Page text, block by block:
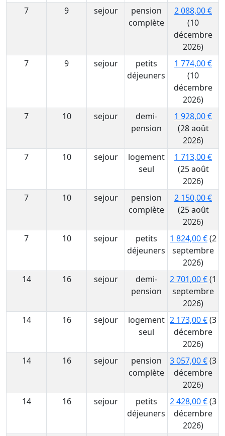
7
9 sejour
pension
complète
2 088,00 €
(10
décembre
2026)
7
9 sejour
petits
déjeuners
1 774,00 €
(10
décembre
2026)
7
10 sejour
demi-
pension
1 928,00 €
(28 août
2026)
7
10 sejour
logement
seul
1 713,00 €
(25 août
2026)
7
10 sejour
pension
complète
2 150,00 €
(25 août
2026)
7
10 sejour
petits
déjeuners
1 824,00 €(2
septembre
2026)
14
16 sejour
demi-
pension
2 701,00 €(1
septembre
2026)
14
16 sejour
logement
seul
2 173,00 €(3
décembre
2026)
14
16 sejour
pension
complète
3 057,00 €(3
décembre
2026)
14
16 sejour
petits
déjeuners
2 428,00 €(3
décembre
2026)